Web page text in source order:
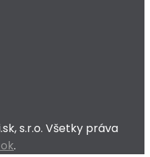
s.r.o. Všetky práva
.